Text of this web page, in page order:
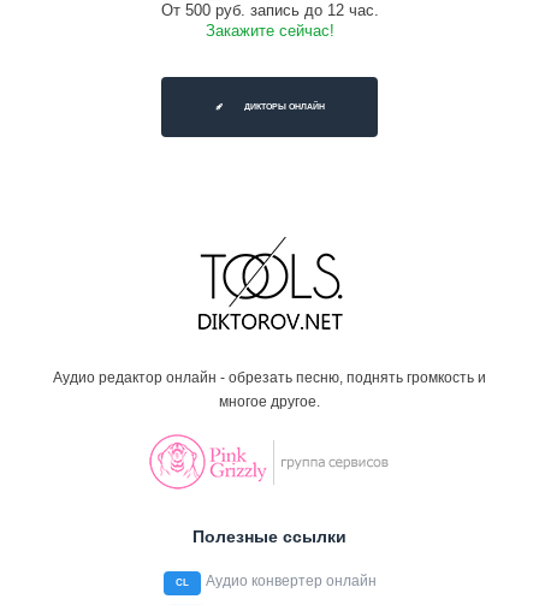
От 500 руб. запись до 12 час.
Закажите сейчас!
ДИКТОРЫ ОНЛАЙН
Аудио редактор онлайн - обрезать песню, поднять громкость и
многое другое.
Полезные ссылки
CL Аудио конвертер онлайн